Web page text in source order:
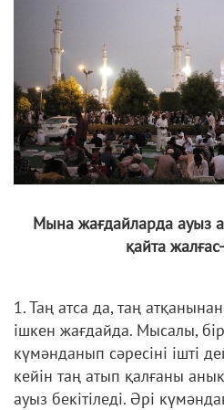
Мына жағдайларда ауыз
қайта
1. Таң атса да, таң
ішкен жағдайда. Мысалы,
күмәнданып сәресіні ішті
кейін таң атып қалғаны
ауыз бекітіледі. Әрі